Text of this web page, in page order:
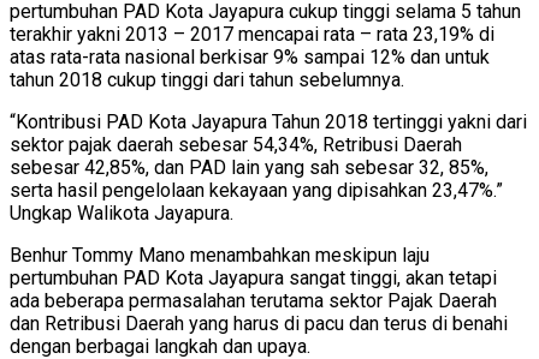
pertumbuhan PAD Kota Jayapura cukup tinggi selama 5 tahun
terakhir yakni 2013 – 2017 mencapai rata – rata 23,19% di
atas rata-rata nasional berkisar 9% sampai 12% dan untuk
tahun 2018 cukup tinggi dari tahun sebelumnya.
“Kontribusi PAD Kota Jayapura Tahun 2018 tertinggi yakni dari
sektor pajak daerah sebesar 54,34%, Retribusi Daerah
sebesar 42,85%, dan PAD lain yang sah sebesar 32, 85%,
serta hasil pengelolaan kekayaan yang dipisahkan 23,47%.”
Ungkap Walikota Jayapura.
Benhur Tommy Mano menambahkan meskipun laju
pertumbuhan PAD Kota Jayapura sangat tinggi, akan tetapi
ada beberapa permasalahan terutama sektor Pajak Daerah
dan Retribusi Daerah yang harus di pacu dan terus di benahi
dengan berbagai langkah dan upaya.